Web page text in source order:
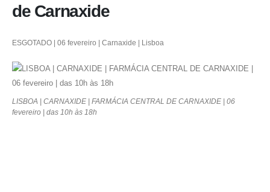
de Carnaxide
ESGOTADO | 06 fevereiro | Carnaxide | Lisboa
LISBOA | CARNAXIDE | FARMÁCIA CENTRAL DE CARNAXIDE | 06
fevereiro | das 10h às 18h